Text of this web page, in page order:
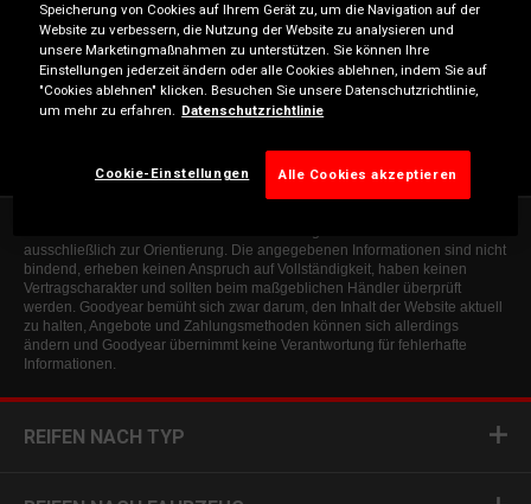
Anfahrtsbeschreibung
Telefonnummer anzeigen
ausschließlich zur Orientierung. Die angegebenen Informationen sind nicht
bindend, erheben keinen Anspruch auf Vollständigkeit, haben keinen
Vertragscharakter und sollten beim maßgeblichen Händler überprüft
werden. Goodyear bemüht sich zwar darum, den Inhalt der Website aktuell
zu halten, Angebote und Zahlungsmethoden können sich allerdings
ändern und Goodyear übernimmt keine Verantwortung für fehlerhafte
Informationen.
REIFEN NACH TYP
Speicherung von Cookies auf Ihrem Gerät zu, um die Navigation auf der
Website zu verbessern, die Nutzung der Website zu analysieren und
unsere Marketingmaßnahmen zu unterstützen. Sie können Ihre
Einstellungen jederzeit ändern oder alle Cookies ablehnen, indem Sie auf
"Cookies ablehnen" klicken. Besuchen Sie unsere Datenschutzrichtlinie,
um mehr zu erfahren. Datenschutzrichtlinie
Cookie-Einstellungen Alle Cookies akzeptieren